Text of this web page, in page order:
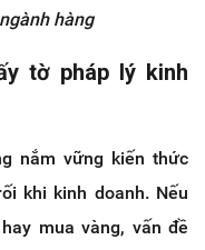
hàng
tờ pháp lý kinh
nắm vững kiến thức
khi kinh doanh. Nếu
mua vàng, vấn đề